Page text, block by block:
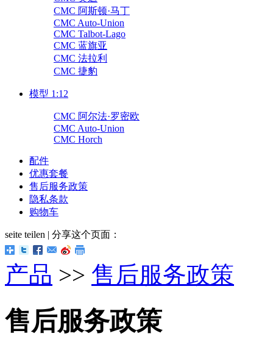
CMC 阿斯顿·马丁
CMC Auto-Union
CMC Talbot-Lago
CMC 蓝旗亚
CMC 法拉利
CMC 捷豹
模型 1:12
CMC 阿尔法·罗密欧
CMC Auto-Union
CMC Horch
配件
优惠套餐
售后服务政策
隐私条款
购物车
seite teilen | 分享这个页面：
产品 >> 售后服务政策
售后服务政策